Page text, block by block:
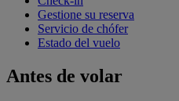
Gestione su reserva
Servicio de chófer
Estado del vuelo
Antes de volar